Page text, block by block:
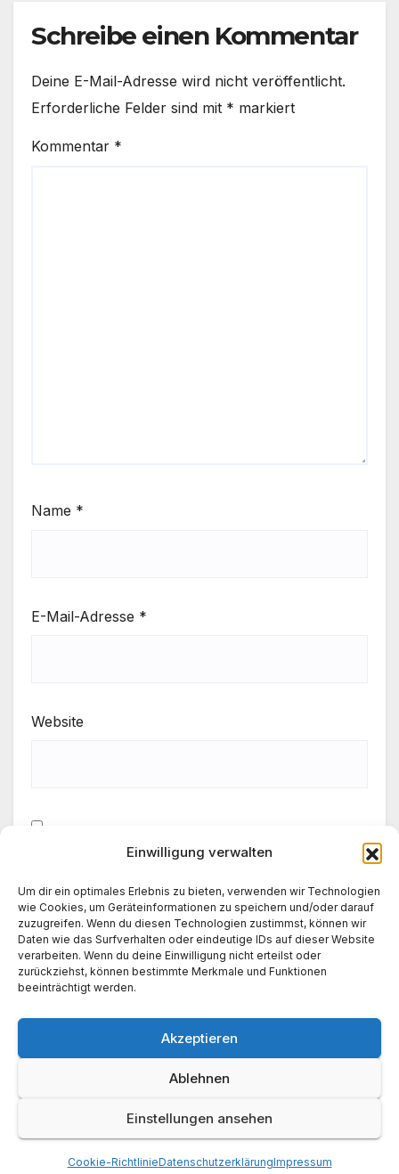
Einwilligung verwalten
Um dir ein optimales Erlebnis zu bieten, verwenden wir Technologien
wie Cookies, um Geräteinformationen zu speichern und/oder darauf
zuzugreifen. Wenn du diesen Technologien zustimmst, können wir
Daten wie das Surfverhalten oder eindeutige IDs auf dieser Website
verarbeiten. Wenn du deine Einwilligung nicht erteilst oder
zurückziehst, können bestimmte Merkmale und Funktionen
beeinträchtigt werden.
Akzeptieren
Ablehnen
Einstellungen ansehen
Cookie-RichtlinieDatenschutzerklärungImpressum
Schreibe einen Kommentar
Deine E-Mail-Adresse wird nicht veröffentlicht.
Erforderliche Felder sind mit * markiert
Kommentar *
Name *
E-Mail-Adresse *
Website
Meinen Namen, meine E-Mail-Adresse und meine
Kommentierung speichern.
News World 24